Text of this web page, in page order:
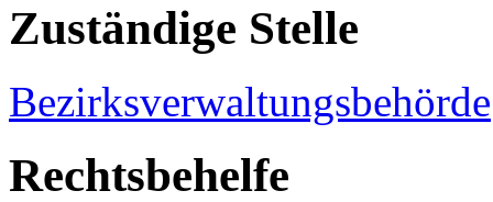
Zuständige Stelle
Bezirksverwaltungsbehörde
Rechtsbehelfe